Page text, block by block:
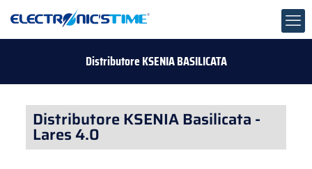
Distributore KSENIA BASILICATA
Distributore KSENIA Basilicata -
Lares 4.0